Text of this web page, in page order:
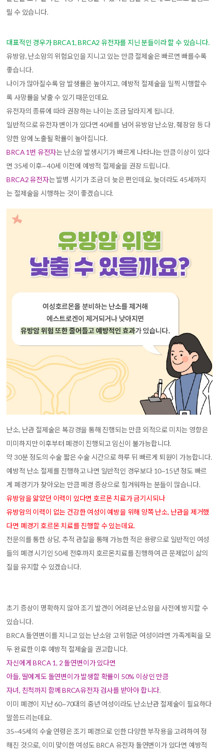
릴 수 있습니다.
대표적인 경우가 BRCA1, BRCA2 유전자를 지닌 분들이라 할 수 있습니다.
유방암, 난소암의 위험요인을 지니고 있는 만큼 절제술은 빠르면 빠를수록
좋습니다.
나이가 많아질수록 암 발생률은 높아지고, 예방적 절제술을 일찍 시행할수
록 사망률을 낮출 수 있기 때문인데요.
유전자의 종류에 따라 권장하는 나이는 조금 달라지게 됩니다.
일반적으로 유전자 변이가 있다면 40세를 넘어 유방암 난소암, 췌장암 등 다
양한 암에 노출될 확률이 높아집니다.
BRCA 1번 유전자는 난소암 발생시기가 빠르게 나타나는 만큼 이상이 있다
면 35세 이후~ 40세 이전에 예방적 절제술을 권장 드립니다.
BRCA2 유전자는 발병 시기가 조금 더 늦은 편인데요. 늦더라도 45세까지
는 절제술을 시행하는 것이 좋겠습니다.
난소, 난관 절제술은 복강경을 통해 진행되는 만큼 외적으로 미치는 영향은
미미하지만 이후부터 폐경이 진행되고 임신이 불가능합니다.
약 30분 정도의 수술 짧은 수술 시간으로 하루 뒤 빠르게 퇴원이 가능합니다.
예방적 난소 절제를 진행하고 나면 일반적인 경우보다 10~15년 정도 빠르
게 폐경기가 찾아오는 만큼 폐경 증상으로 힘겨워하는 분들이 많습니다.
유방암을 앓았던 이력이 있다면 호르몬 치료가 금기시되나
유방암의 이력이 없는 건강한 여성이 예방을 위해 양쪽 난소, 난관을 제거했
다면 폐경기 호르몬 치료를 진행할 수 있는데요.
전문의를 통한 상담, 추적 관찰을 통해 가능한 적은 용량으로 일반적인 여성
들의 폐경 시기인 50세 전후까지 호르몬치료를 진행하여 큰 문제없이 삶의
질을 유지할 수 있겠습니다.
초기 증상이 명확하지 않아 조기 발견이 어려운 난소암을 사전에 방지할 수
있습니다.
BRCA 돌연변이를 지니고 있는 난소암 고위험군 여성이라면 가족계획을 모
두 완료한 이후 예방적 절제술을 권고합니다.
자신에게 BRCA 1, 2 돌연변이가 있다면
아들, 딸에게도 돌연변이가 발생할 확률이 50% 이상인 만큼
자녀, 친척까지 함께 BRCA유전자 검사를 받아야 합니다.
이미 폐경이 지난 60~70대의 중년 여성이라도 난소난관 절제술이 필요하다
말씀드리는데요.
35~45세의 수술 연령은 조기 폐경으로 인한 다양한 부작용을 고려하여 정
해진 것으로, 이미 맞이한 여성도 BRCA 유전자 돌연변이가 있다면 예방적